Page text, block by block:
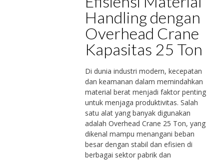
Handling dengan
Overhead Crane
Kapasitas 25 Ton
Di dunia industri modern, kecepatan
dan keamanan dalam memindahkan
material berat menjadi faktor penting
untuk menjaga produktivitas. Salah
satu alat yang banyak digunakan
adalah Overhead Crane 25 Ton, yang
dikenal mampu menangani beban
besar dengan stabil dan efisien di
berbagai sektor pabrik dan